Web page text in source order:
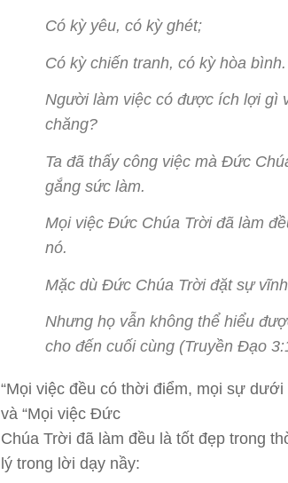
Có kỳ yêu, có kỳ ghét;
Có kỳ chiến tranh, có kỳ hòa bình.
Người làm việc có được ích lợi gì
chăng?
Ta đã thấy công việc mà Đức
gắng sức làm.
Mọi việc Đức Chúa Trời đã làm
nó.
Mặc dù Đức Chúa Trời đặt sự
Nhưng họ vẫn không thể hiểu
cho đến cuối cùng (Truyền Đạo
“Mọi việc đều có thời điểm, mọi sự
và “Mọi việc Đức
Chúa Trời đã làm đều là tốt đẹp trong
lý trong lời dạy nầy: